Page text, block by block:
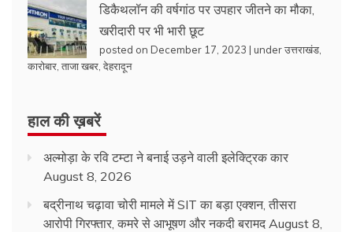
डिकैथलॉन की वर्षगांठ पर उपहार जीतने का मौका,
खरीदारी पर भी भारी छूट
posted on December 17, 2023 | underउत्तराखंड
कारोबार ताजा खबर देहरादून
हाल की ख़बरें
अल्मोड़ा के रवि टम्टा ने बनाई उड़ने वाली इलेक्ट्रिक कार
August 8, 2026
बद्रीनाथ चढ़ावा चोरी मामले में SIT का बड़ा एक्शन, तीसरा
आरोपी गिरफ्तार, कमरे से आभूषण और नकदी बरामद August 8,